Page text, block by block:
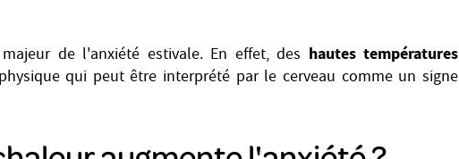
de l'anxiété estivale. En effet, des hautes températures
qui peut être interprété par le cerveau comme un signe